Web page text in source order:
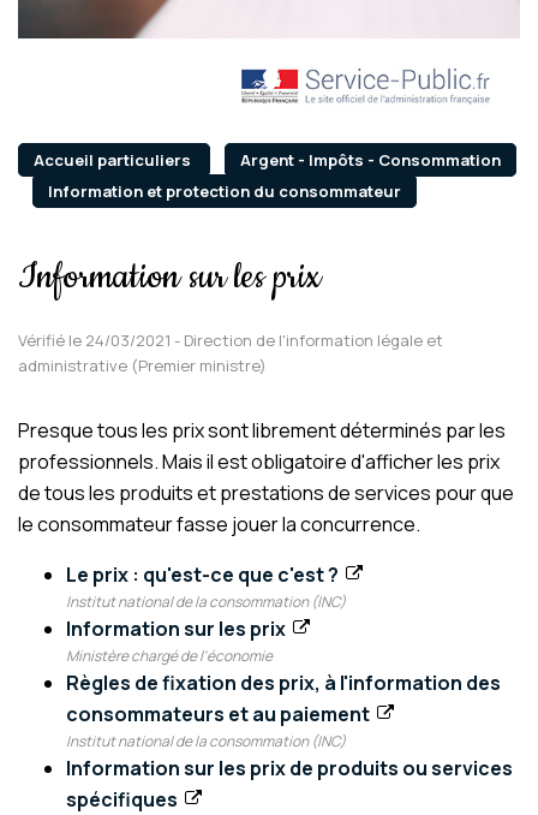
Accueil particuliers
Argent - Impôts - Consommation
Information et protection du consommateur
Information sur les prix
Vérifié le 24/03/2021 - Direction de l'information légale et
administrative (Premier ministre)
Presque tous les prix sont librement déterminés par les
professionnels. Mais il est obligatoire d'afficher les prix
de tous les produits et prestations de services pour que
le consommateur fasse jouer la concurrence.
Le prix : qu'est-ce que c'est ?
Institut national de la consommation (INC)
Information sur les prix
Ministère chargé de l'économie
Règles de fixation des prix, à l'information des
consommateurs et au paiement
Institut national de la consommation (INC)
Information sur les prix de produits ou services
spécifiques